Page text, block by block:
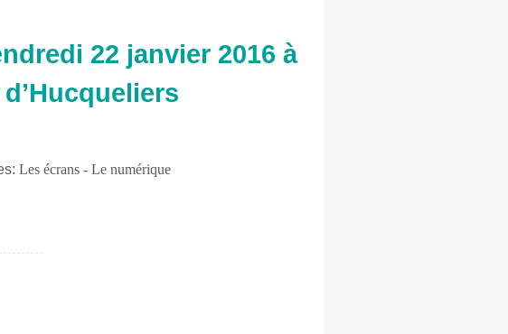
22 janvier 2016 à
Les écrans - Le numérique